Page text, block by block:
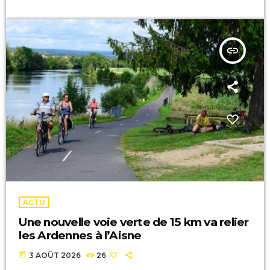
insert_link
ACTU
Une nouvelle voie verte de 15 km va relier
les Ardennes à l’Aisne
today 3 AOÛT 2026 26